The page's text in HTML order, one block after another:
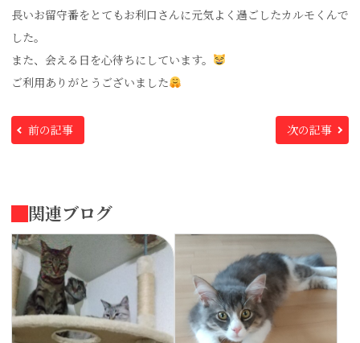
長いお留守番をとてもお利口さんに元気よく過ごしたカルモくんで
した。
また、会える日を心待ちにしています。
ご利用ありがとうございました
前の記事 次の記事
関連ブログ